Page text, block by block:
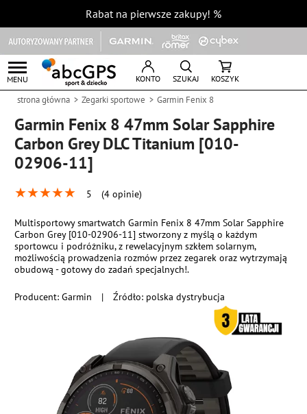
Rabat na pierwsze zakupy! %
MENU KONTO SZUKAJ KOSZYK
strona główna Zegarki sportowe Garmin Fenix 8
Garmin Fenix 8 47mm Solar Sapphire
Carbon Grey DLC Titanium [010-
02906-11]
★★★★★ 5 (4 opinie)
Producent:Garmin | Źródło: polska dystrybucja
Multisportowy smartwatch Garmin Fenix 8 47mm Solar Sapphire
Carbon Grey [010-02906-11] stworzony z myślą o każdym
sportowcu i podróżniku, z rewelacyjnym szkłem solarnym,
możliwością prowadzenia rozmów przez zegarek oraz wytrzymają
obudową - gotowy do zadań specjalnych!.